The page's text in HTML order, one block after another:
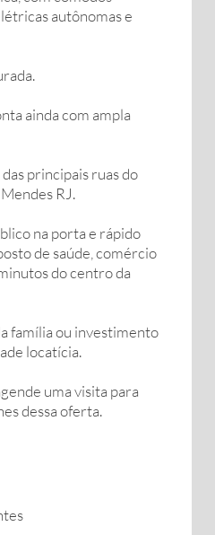
autônomas e
ainda com ampla
principais ruas do
RJ.
na porta e rápido
de saúde, comércio
do centro da
família ou investimento
locatícia.
uma visita para
dessa oferta.